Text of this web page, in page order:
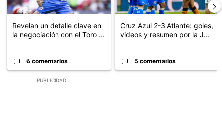
PUBLICIDAD
Revelan un detalle clave en
la negociación con el Toro ...
6 comentarios
Cruz Azul 2-3 Atlante: goles,
videos y resumen por la J...
5 comentarios